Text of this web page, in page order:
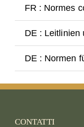
FR : Normes
DE : Leitlinien
DE : Normen
CONTATTI